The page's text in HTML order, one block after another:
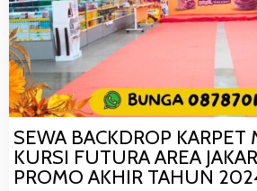
SEWA BACKDROP KARPET
KURSI FUTURA AREA
PROMO AKHIR TAHUN